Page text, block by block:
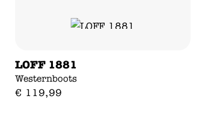
LOFF 1881
Westernboots
€ 119,99